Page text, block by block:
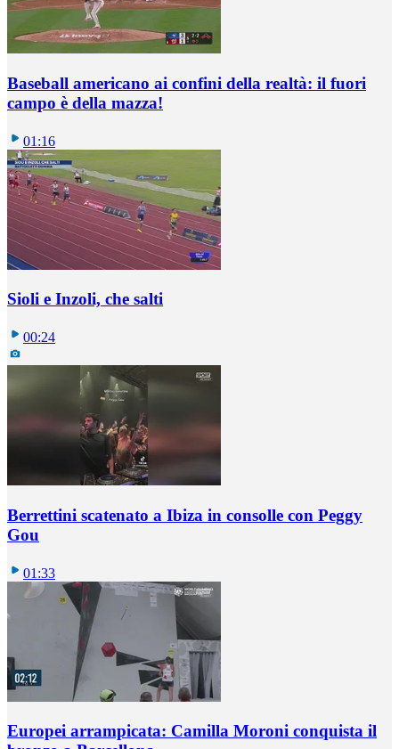
Baseball americano ai confini della realtà: il fuori
campo è della mazza!
01:16
Sioli e Inzoli, che salti
00:24
Berrettini scatenato a Ibiza in consolle con Peggy
Gou
01:33
Europei arrampicata: Camilla Moroni conquista il